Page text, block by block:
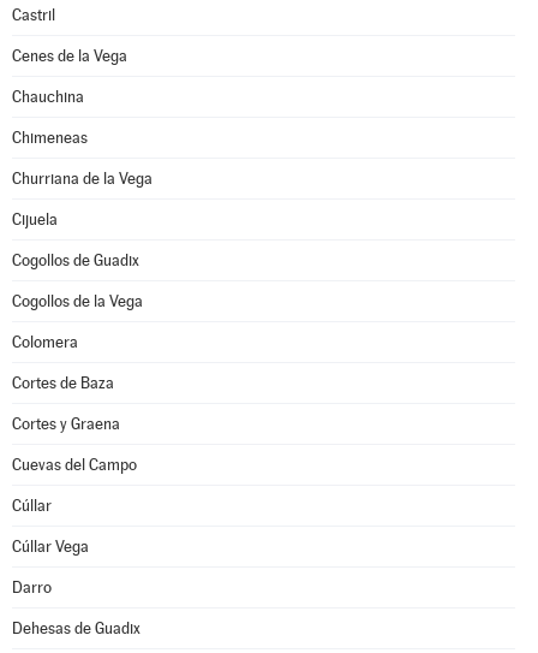
Castril
Cenes de la Vega
Chauchina
Chimeneas
Churriana de la Vega
Cijuela
Cogollos de Guadix
Cogollos de la Vega
Colomera
Cortes de Baza
Cortes y Graena
Cuevas del Campo
Cúllar
Cúllar Vega
Darro
Dehesas de Guadix